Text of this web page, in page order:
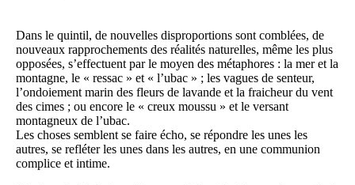
Dans le quintil, de nouvelles disproportions sont comblées, de
nouveaux rapprochements des réalités naturelles, même les plus
opposées, s’effectuent par le moyen des métaphores : la mer et la
montagne, le « ressac » et « l’ubac » ; les vagues de senteur,
l’ondoiement marin des fleurs de lavande et la fraicheur du vent
des cimes ; ou encore le « creux moussu » et le versant
montagneux de l’ubac.
Les choses semblent se faire écho, se répondre les unes les
autres, se refléter les unes dans les autres, en une communion
complice et intime.